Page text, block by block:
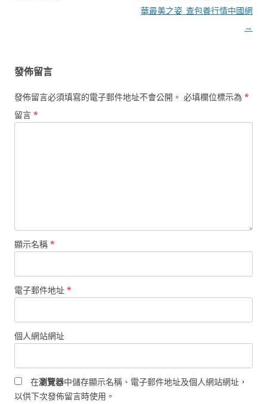
華最美之姿_查包養行情中國網
→
發佈留言
發佈留言必須填寫的電子郵件地址不會公開。 必填欄位標示為 *
留言 *
顯示名稱 *
電子郵件地址 *
個人網站網址
在瀏覽器中儲存顯示名稱、電子郵件地址及個人網站網址，
以供下次發佈留言時使用。